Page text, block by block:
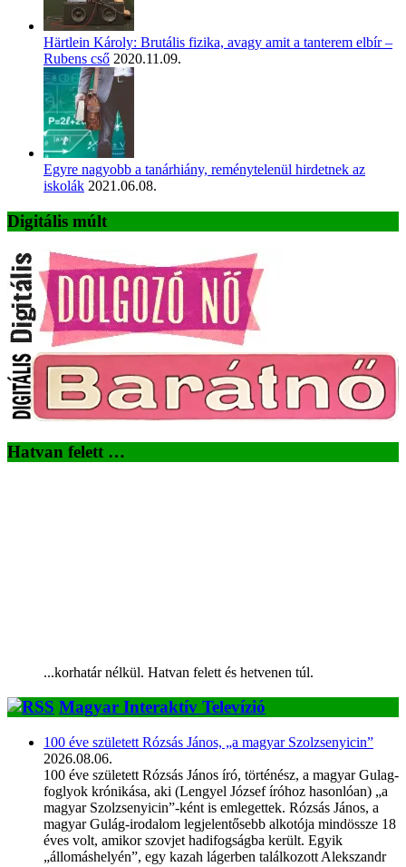
Härtlein Károly: Brutális fizika, avagy amit a tanterem elbír –
Rubens cső 2020.11.09.
Egyre nagyobb a tanárhiány, reménytelenül hirdetnek az
iskolák 2021.06.08.
Digitális múlt
Hatvan felett …
...korhatár nélkül. Hatvan felett és hetvenen túl.
Magyar Interaktív Televízió
100 éve született Rózsás János, „a magyar Szolzsenyicin”
2026.08.06.
100 éve született Rózsás János író, történész, a magyar Gulag-
foglyok krónikása, aki (Lengyel József íróhoz hasonlóan) „a
magyar Szolzsenyicin”-ként is emlegettek. Rózsás János, a
magyar Gulág-irodalom legjelentősebb alkotója mindössze 18
éves volt, amikor szovjet hadifogságba került. Egyik
„állomáshelyén”, egy kazah lágerben találkozott Alekszandr